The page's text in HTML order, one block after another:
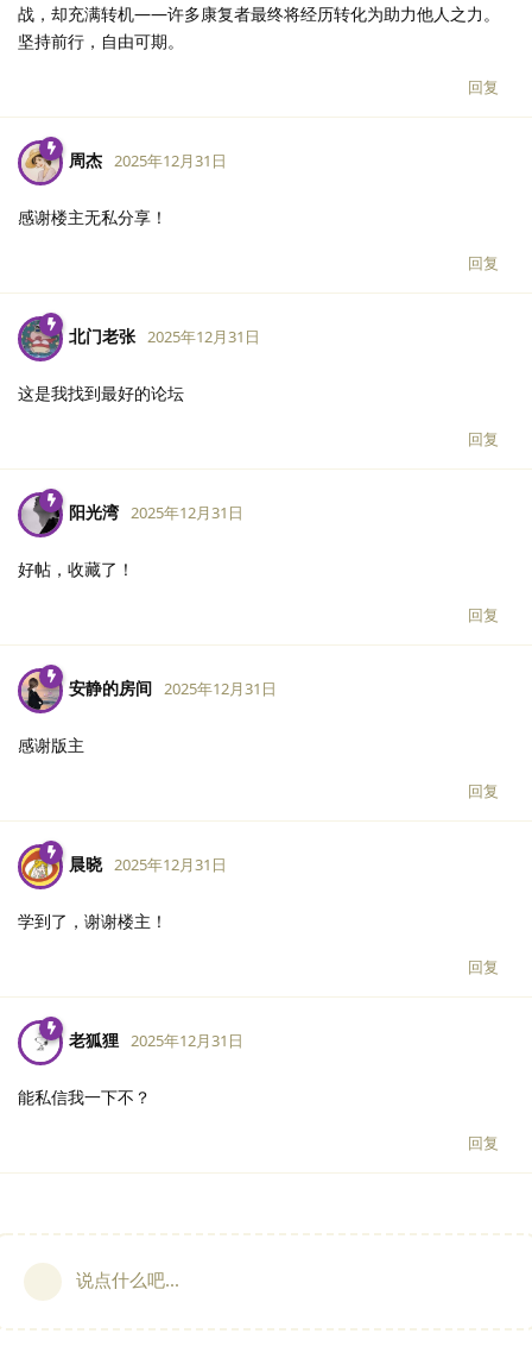
战，却充满转机——许多康复者最终将经历转化为助力他人之力。
坚持前行，自由可期。
回复
周杰 2025年12月31日
感谢楼主无私分享！
回复
北门老张 2025年12月31日
这是我找到最好的论坛
回复
阳光湾 2025年12月31日
好帖，收藏了！
回复
安静的房间 2025年12月31日
感谢版主
回复
晨晓 2025年12月31日
学到了，谢谢楼主！
回复
老狐狸 2025年12月31日
能私信我一下不？
回复
说点什么吧...